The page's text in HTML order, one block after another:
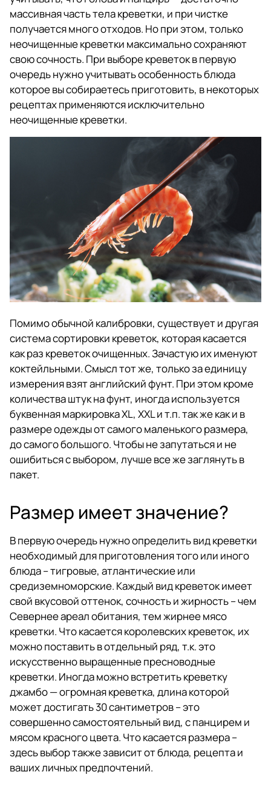
массивная часть тела креветки, и при чистке
получается много отходов. Но при этом, только
неочищенные креветки максимально сохраняют
свою сочность. При выборе креветок в первую
очередь нужно учитывать особенность блюда
которое вы собираетесь приготовить, в некоторых
рецептах применяются исключительно
неочищенные креветки.
Помимо обычной калибровки, существует и другая
система сортировки креветок, которая касается
как раз креветок очищенных. Зачастую их именуют
коктейльными. Смысл тот же, только за единицу
измерения взят английский фунт. При этом кроме
количества штук на фунт, иногда используется
буквенная маркировка XL, XXL и т.п. так же как и в
размере одежды от самого маленького размера,
до самого большого. Чтобы не запутаться и не
ошибиться с выбором, лучше все же заглянуть в
пакет.
Размер имеет значение?
В первую очередь нужно определить вид креветки
необходимый для приготовления того или иного
блюда – тигровые, атлантические или
средиземноморские. Каждый вид креветок имеет
свой вкусовой оттенок, сочность и жирность – чем
Севернее ареал обитания, тем жирнее мясо
креветки. Что касается королевских креветок, их
можно поставить в отдельный ряд, т.к. это
искусственно выращенные пресноводные
креветки. Иногда можно встретить креветку
джамбо — огромная креветка, длина которой
может достигать 30 сантиметров – это
совершенно самостоятельный вид, с панцирем и
мясом красного цвета. Что касается размера –
здесь выбор также зависит от блюда, рецепта и
ваших личных предпочтений.